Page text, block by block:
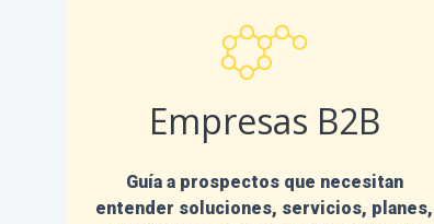
Empresas B2B
Guía a prospectos que necesitan
entender soluciones, servicios, planes,